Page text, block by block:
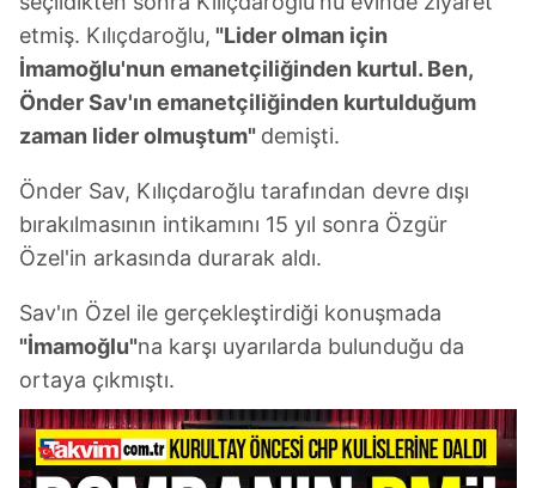
etmiş. Kılıçdaroğlu, "Lider olman için
İmamoğlu'nun emanetçiliğinden kurtul. Ben,
Önder Sav'ın emanetçiliğinden kurtulduğum
zaman lider olmuştum" demişti.
Önder Sav, Kılıçdaroğlu tarafından devre dışı
bırakılmasının intikamını 15 yıl sonra Özgür
Özel'in arkasında durarak aldı.
Sav'ın Özel ile gerçekleştirdiği konuşmada
"İmamoğlu"na karşı uyarılarda bulunduğu da
ortaya çıkmıştı.